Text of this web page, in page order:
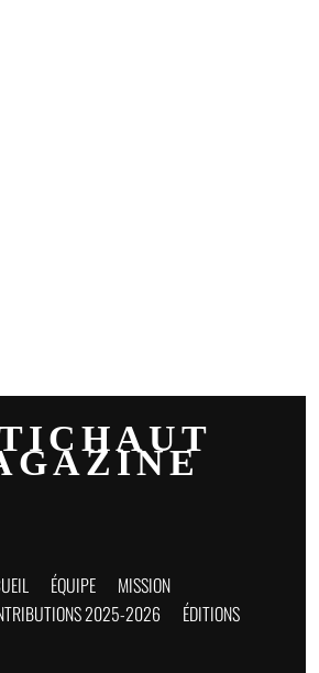
ÉQUIPE
MISSION
2025-2026
ÉDITIONS